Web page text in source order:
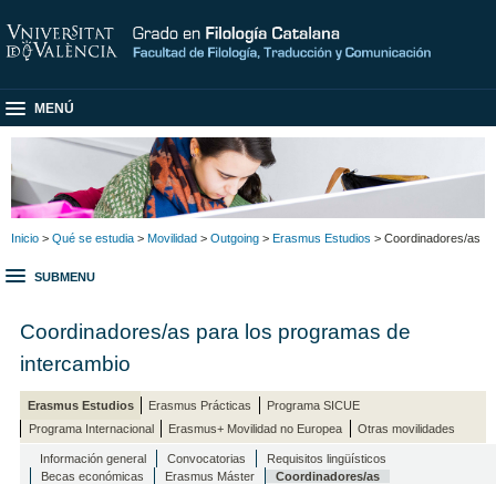
MENÚ
Inicio > Qué se estudia > Movilidad > Outgoing > Erasmus Estudios > Coordinadores/as
SUBMENU
Coordinadores/as para los programas de
intercambio
Erasmus Estudios Erasmus Prácticas
Programa SICUE
Programa Internacional
Erasmus+ Movilidad no Europea Otras movilidades
Información general Convocatorias
Requisitos lingüísticos
Becas económicas
Erasmus Máster
Coordinadores/as